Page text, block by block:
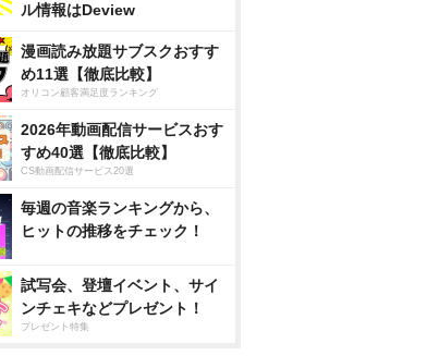
ル情報はDeview
漫画読み放題サブスクおすす
め11選【徹底比較】
オリコン顧客満足度ランキング
2026年動画配信サービスおす
すめ40選【徹底比較】
CS動画配信サービス20選
毎週の音楽ランキングから、
ヒットの推移をチェック！
試写会、登壇イベント、サイ
ンチェキなどプレゼント！
プレゼント特集